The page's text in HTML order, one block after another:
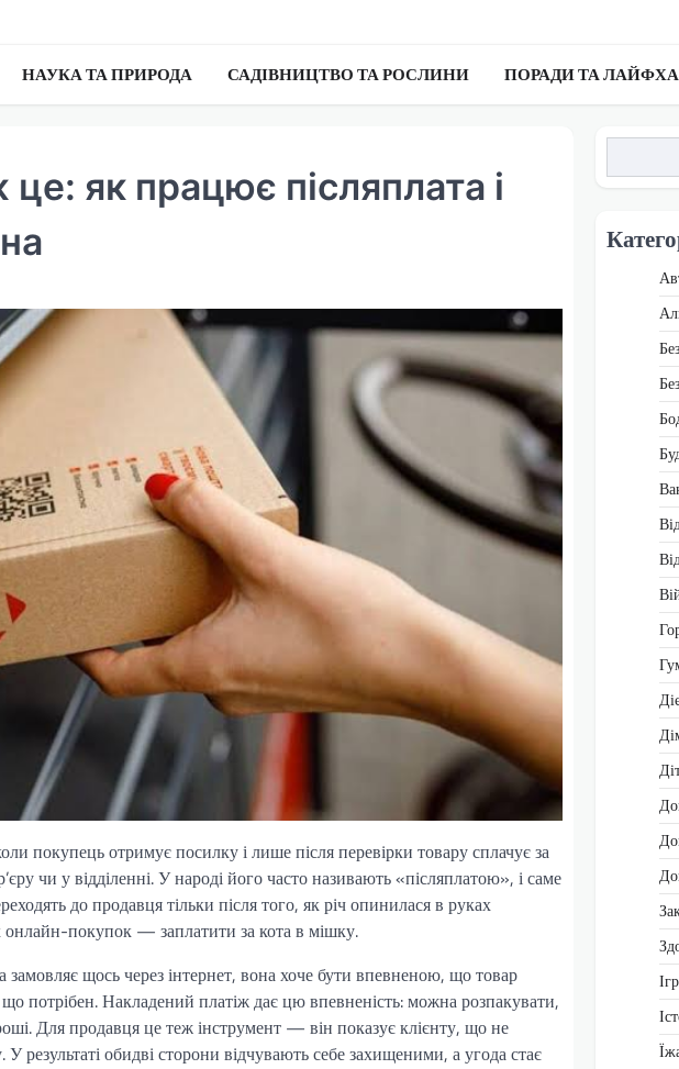
НАУКА ТА ПРИРОДА САДІВНИЦТВО ТА РОСЛИНИ ПОРАДИ ТА
як працює післяплата і
покупець отримує посилку і лише після перевірки товару сплачує за
чи у відділенні. У народі його часто називають «післяплатою», і саме
до продавця тільки після того, як річ опинилася в руках
онлайн-покупок — заплатити за кота в мішку.
щось через інтернет, вона хоче бути впевненою, що товар
потрібен. Накладений платіж дає цю впевненість: можна розпакувати,
Для продавця це теж інструмент — він показує клієнту, що не
У результаті обидві сторони відчувають себе захищеними, а угода стає